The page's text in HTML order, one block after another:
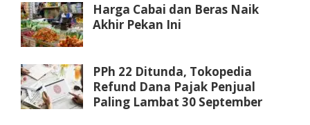
Harga Cabai dan Beras Naik
Akhir Pekan Ini
PPh 22 Ditunda, Tokopedia
Refund Dana Pajak Penjual
Paling Lambat 30 September